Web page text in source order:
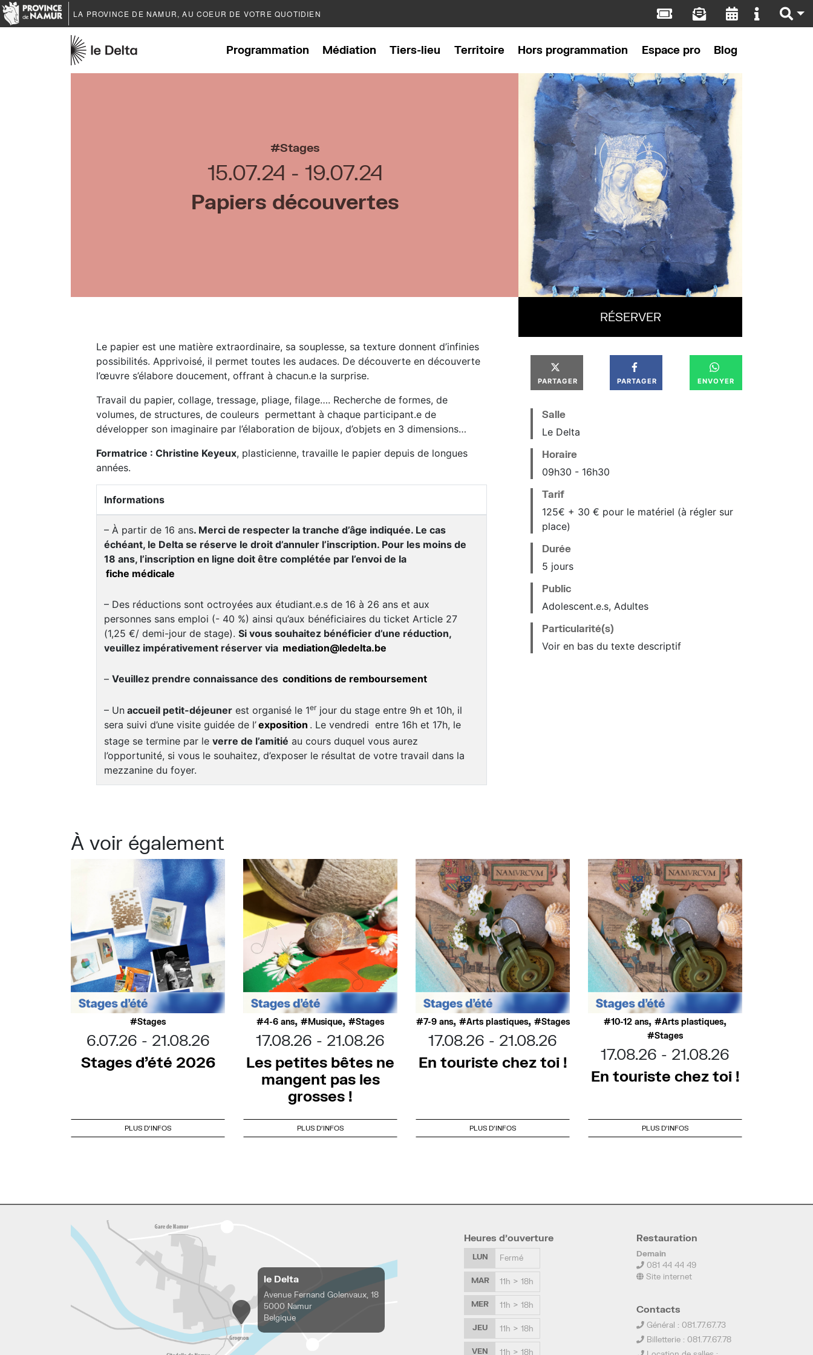
LA PROVINCE DE NAMUR, AU COEUR DE VOTRE QUOTIDIEN
Programmation Médiation Tiers-lieu Territoire Hors programmation Espace pro Blog
Stages
15.07.24
19.07.24
Papiers découvertes
Le papier est une matière extraordinaire, sa souplesse, sa texture donnent d’infinies
possibilités. Apprivoisé, il permet toutes les audaces. De découverte en découverte
l’œuvre s’élabore doucement, offrant à chacun.e la surprise.
Travail du papier, collage, tressage, pliage, filage…. Recherche de formes, de
volumes, de structures, de couleurs permettant à chaque participant.e de
développer son imaginaire par l’élaboration de bijoux, d’objets en 3 dimensions…
Formatrice : Christine Keyeux, plasticienne, travaille le papier depuis de longues
années.
Informations
– À partir de 16 ans. Merci de respecter la tranche d’âge indiquée. Le cas
échéant, le Delta se réserve le droit d’annuler l’inscription. Pour les moins de
18 ans, l’inscription en ligne doit être complétée par l’envoi de la
fiche médicale
– Des réductions sont octroyées aux étudiant.e.s de 16 à 26 ans et aux
personnes sans emploi (- 40 %) ainsi qu’aux bénéficiaires du ticket Article 27
(1,25 €/ demi-jour de stage). Si vous souhaitez bénéficier d’une réduction,
veuillez impérativement réserver via mediation@ledelta.be
– Veuillez prendre connaissance des conditions de remboursement
– Un accueil petit-déjeuner est organisé le 1erjour du stage entre 9h et 10h, il
sera suivi d’une visite guidée de l’exposition . Le vendredi entre 16h et 17h, le
stage se termine par le verre de l’amitié au cours duquel vous aurez
l’opportunité, si vous le souhaitez, d’exposer le résultat de votre travail dans la
mezzanine du foyer.
RÉSERVER
PARTAGER PARTAGER ENVOYER
Salle
Le Delta
Horaire
09h30 16h30
Tarif
125€ + 30 € pour le matériel (à régler sur
place)
Durée
5 jours
Public
Adolescent.e.s, Adultes
Particularité(s)
Voir en bas du texte descriptif
À voir également
Stages
6.07.26
21.08.26
Stages d’été 2026
PLUS D'INFOS
4-6 ans, Musique, Stages
17.08.26
21.08.26
Les petites bêtes ne
mangent pas les
grosses !
PLUS D'INFOS
7-9 ans, Arts plastiques, Stages
17.08.26
21.08.26
En touriste chez toi !
PLUS D'INFOS
10-12 ans, Arts plastiques,
Stages
17.08.26
21.08.26
En touriste chez toi !
PLUS D'INFOS
le Delta
Avenue Fernand Golenvaux, 18
5000 Namur
Belgique
Heures d’ouverture
LUN Fermé
MAR 11h > 18h
MER 11h > 18h
JEU 11h > 18h
VEN 11h > 18h
Restauration
Demain
081 44 44 49
Site internet
Contacts
Général : 081.77.67.73
Billetterie : 081.77.67.78